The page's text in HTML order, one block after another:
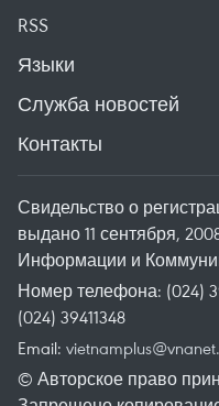
RSS
Языки
Служба новостей
Контакты
Свидельство о
выдано 11 сентября,
Информации и
Номер телефона: (024)
(024) 39411348
Email:
© Авторское право